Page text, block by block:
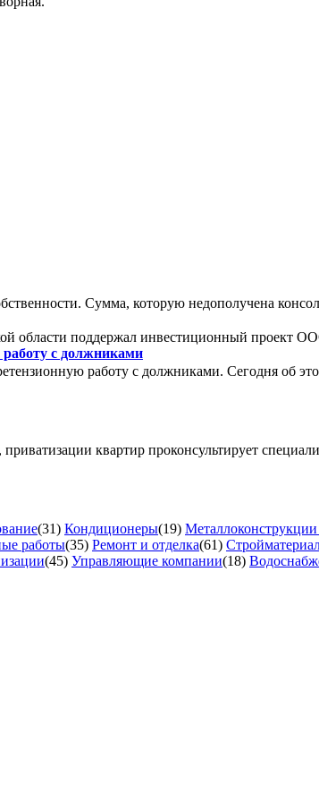
Сумма, которую недополучена
области поддержал инвестиционный проект
с должниками
работу с должниками. Сегодня об
квартир проконсультирует
(31) Кондиционеры(19)
работы(35) Ремонт и отделка(61)
(45) Управляющие компании(18)